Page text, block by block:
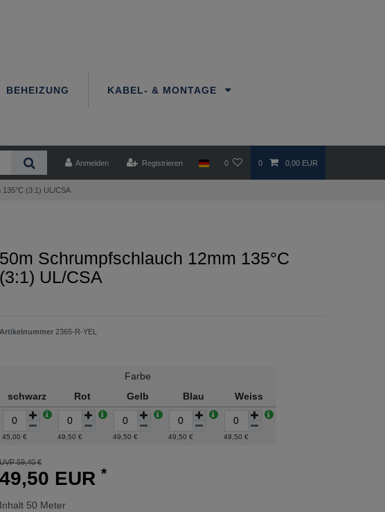
BEHEIZUNG KABEL- & MONTAGE
Anmelden Registrieren 0 0 0,00 EUR
(3:1) UL/CSA
50m Schrumpfschlauch 12mm 135°C
(3:1) UL/CSA
Artikelnummer 2365-R-YEL
Farbe
schwarz
Rot Gelb Blau Weiss
45,00 € 49,50 € 49,50 € 49,50 € 49,50 €
UVP 59,40 €
49,50 EUR *
Inhalt 50 Meter